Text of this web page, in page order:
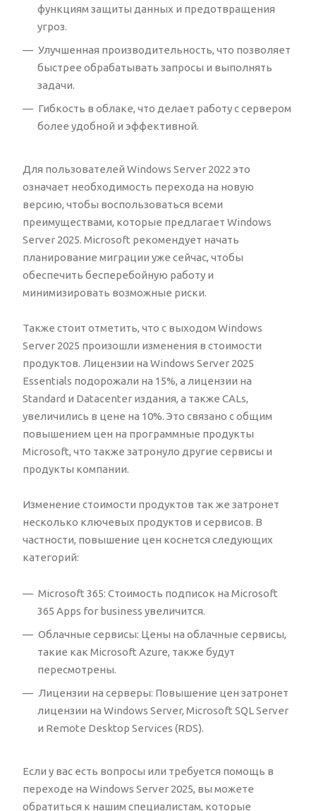
функциям защиты данных и предотвращения
угроз.
Улучшенная производительность, что позволяет
быстрее обрабатывать запросы и выполнять
задачи.
Гибкость в облаке, что делает работу с сервером
более удобной и эффективной.
Для пользователей Windows Server 2022 это
означает необходимость перехода на новую
версию, чтобы воспользоваться всеми
преимуществами, которые предлагает Windows
Server 2025. Microsoft рекомендует начать
планирование миграции уже сейчас, чтобы
обеспечить бесперебойную работу и
минимизировать возможные риски.
Также стоит отметить, что с выходом Windows
Server 2025 произошли изменения в стоимости
продуктов. Лицензии на Windows Server 2025
Essentials подорожали на 15%, а лицензии на
Standard и Datacenter издания, а также CALs,
увеличились в цене на 10%. Это связано с общим
повышением цен на программные продукты
Microsoft, что также затронуло другие сервисы и
продукты компании.
Изменение стоимости продуктов так же затронет
несколько ключевых продуктов и сервисов. В
частности, повышение цен коснется следующих
категорий:
Microsoft 365: Стоимость подписок на Microsoft
365 Apps for business увеличится.
Облачные сервисы: Цены на облачные сервисы,
такие как Microsoft Azure, также будут
пересмотрены.
Лицензии на серверы: Повышение цен затронет
лицензии на Windows Server, Microsoft SQL Server
и Remote Desktop Services (RDS).
Если у вас есть вопросы или требуется помощь в
переходе на Windows Server 2025, вы можете
обратиться к нашим специалистам, которые